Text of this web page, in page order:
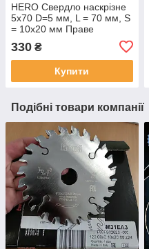
HERO Свердло наскрізне
5х70 D=5 мм, L = 70 мм, S
= 10x20 мм Праве
330 ₴
Купити
Подібні товари компанії